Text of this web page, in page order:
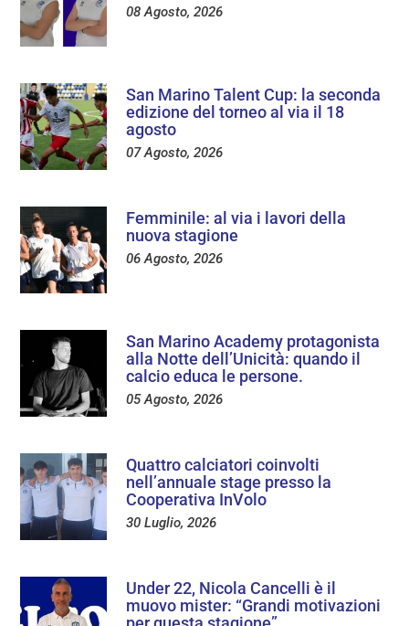
08 Agosto, 2026
San Marino Talent Cup: la seconda
edizione del torneo al via il 18
agosto
07 Agosto, 2026
Femminile: al via i lavori della
nuova stagione
06 Agosto, 2026
San Marino Academy protagonista
alla Notte dell’Unicità: quando il
calcio educa le persone.
05 Agosto, 2026
Quattro calciatori coinvolti
nell’annuale stage presso la
Cooperativa InVolo
30 Luglio, 2026
Under 22, Nicola Cancelli è il
muovo mister: “Grandi motivazioni